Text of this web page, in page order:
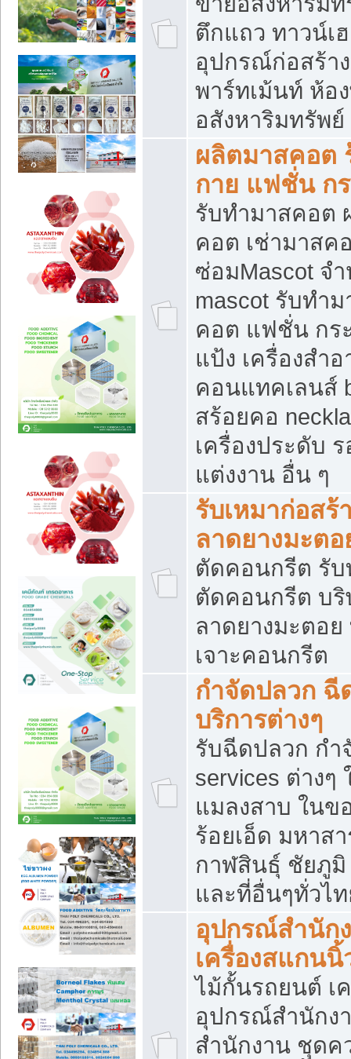
ตึกแถว ทาวน์เ
อุปกรณ์ก่อสร้า
พาร์ทเม้นท์ ห้อ
อสังหาริมทรัพ
ผลิตมาสคอต
กาย แฟชั่น กร
รับทำมาสคอต
คอต เช่ามาสค
ซ่อมMascot จ
mascot รับทำ
คอต แฟชั่น กระ
แป้ง เครื่องสำ
คอนแทคเลนส์
สร้อยคอ
เครื่องประดับ ร
แต่งงาน อื่น ๆ
รับเหมาก่อส
ลาดยางมะต
ตัดคอนกรีต รับ
ตัดคอนกรีต บริ
ลาดยางมะตอ
เจาะคอนกรีต
กำจัดปลวก ฉี
บริการต่างๆ
รับฉีดปลวก กำ
services ต่าง
แมลงสาบ ใน
ร้อยเอ็ด มหาส
กาฬสินธุ์ ชัยภู
และที่อื่นๆทั่วไ
อุปกรณ์สำนัก
เครื่องสแกนนิ้
ไม้กั้นรถยนต์ เ
อุปกรณ์สำนักง
สำนักงาน ชุดค